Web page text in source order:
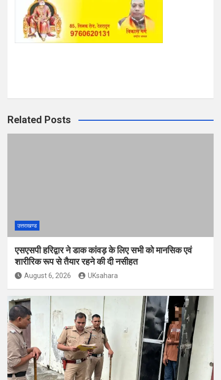
Related Posts
उत्तराखण्ड
एसएसपी हरिद्वार ने डाक कांवड़ के लिए सभी को मानसिक एवं
शारीरिक रूप से तैयार रहने की दी नसीहत
August 6, 2026 UKsahara